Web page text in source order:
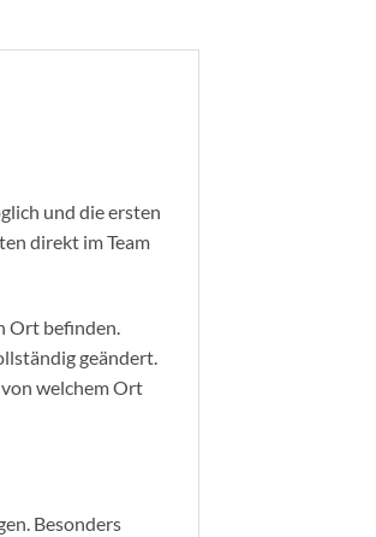
und die ersten
direkt im Team
Ort befinden.
geändert.
welchem Ort
Besonders